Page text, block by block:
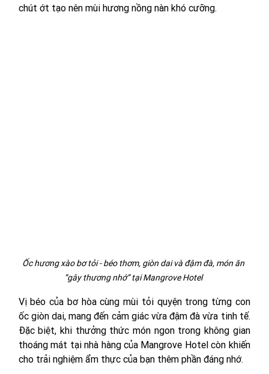
chút ớt tạo nên mùi hương nồng nàn khó cưỡng.
Ốc hương xào bơ tỏi - béo thơm, giòn dai và đậm đà, món ăn
“gây thương nhớ” tại Mangrove Hotel
Vị béo của bơ hòa cùng mùi tỏi quyện trong từng con
ốc giòn dai, mang đến cảm giác vừa đậm đà vừa tinh tế.
Đặc biệt, khi thưởng thức món ngon trong không gian
thoáng mát tại nhà hàng của Mangrove Hotel còn khiến
cho trải nghiệm ẩm thực của bạn thêm phần đáng nhớ.